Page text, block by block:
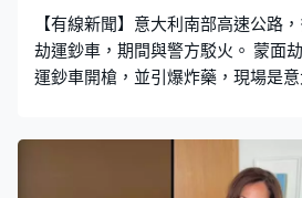
【有線新聞】意大利南部高速公路
劫運鈔車，期間與警方駁火。 蒙面
運鈔車開槍，並引爆炸藥，現場是
運鈔車炸至變形，但觸發車輛的安
奪去財物。他們與警方爆發槍戰後